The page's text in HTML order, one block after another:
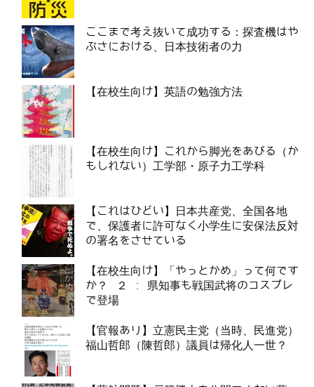
ここまで考え抜いて成功する：探査機はや
ぶさにおける、日本技術者の力
【在校生向け】英語の勉強方法
【在校生向け】これから脚光をあびる（か
もしれない）工学部・原子力工学科
【これはひどい】日本共産党、全国各地
で、保護者に許可なく小学生に安保法反対
の署名をさせている
【在校生向け】「やっとかめ」って何です
か？ ２ : 県知事も戦国武将のコスプレ
で登場
【官報あり】立憲民主党（当時、民進党）
福山哲郎（陳哲郎）議員は帰化人一世？